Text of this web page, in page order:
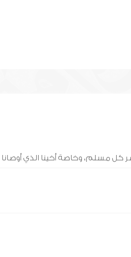
كل مسلم، وخاصة أخينا الذي أوصانا